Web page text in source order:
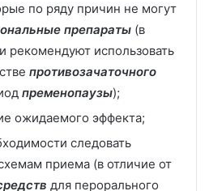
по ряду причин не могут
препараты (в
рекомендуют использовать
противозачаточного
пременопаузы);
ожидаемого эффекта;
следовать
приема (в отличие от
для перорального